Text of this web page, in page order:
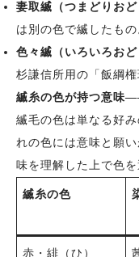
妻取縅（つまどりお
は別の色で縅したも
色々縅（いろいろお
杉謙信所用の「飯綱
縅糸の色が持つ意味
縅毛の色は単なる好
れの色には意味と願
味を理解した上で色を
縅糸の色
赤・緋（ひ）